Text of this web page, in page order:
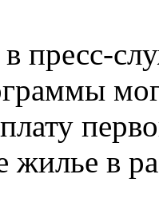
пресс-
жилье в